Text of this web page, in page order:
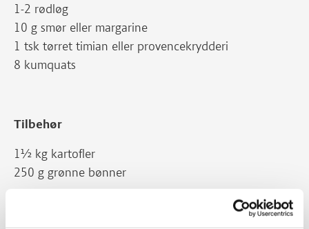
1-2 rødløg
10 g smør eller margarine
1 tsk tørret timian eller provencekrydderi
8 kumquats
Tilbehør
1½ kg kartofler
250 g grønne bønner